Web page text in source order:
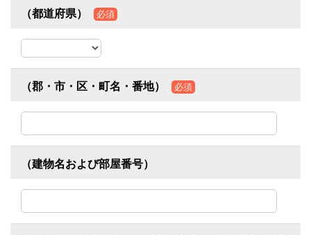
（都道府県） 必須
（郡・市・区・町名・番地） 必須
（建物名および部屋番号）